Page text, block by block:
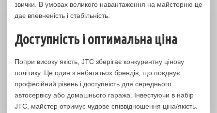
звички. В умовах великого навантаження на майстерню це
дає впевненість і стабільність.
Доступність і оптимальна ціна
Попри високу якість, JTC зберігає конкурентну цінову
політику. Це один з небагатьох брендів, що поєднує
професійний рівень і доступність для середнього
автосервісу або домашнього гаража. Інвестуючи в набір
JTC, майстер отримує чудове співвідношення ціна/якість.